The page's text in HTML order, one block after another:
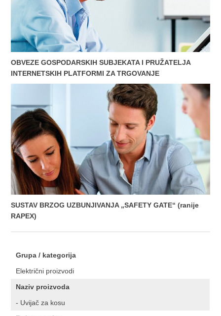
OBVEZE GOSPODARSKIH SUBJEKATA I PRUŽATELJA
INTERNETSKIH PLATFORMI ZA TRGOVANJE
SUSTAV BRZOG UZBUNJIVANJA „SAFETY GATE“ (ranije
RAPEX)
Grupa / kategorija
Električni proizvodi
Naziv proizvoda
- Uvijač za kosu